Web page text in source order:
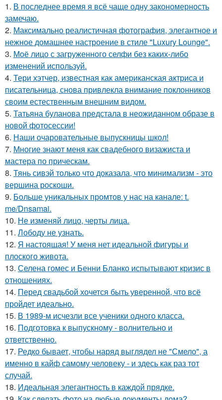
1. В последнее время я всё чаще одну закономерность
замечаю.
2. Максимально реалистичная фотография, элегантное и
нежное домашнее настроение в стиле "Luxury Lounge".
3. Моё лицо с загруженного селфи без каких-либо
изменений используй.
4. Тери хэтчер, известная как американская актриса и
писательница, снова привлекла внимание поклонников
своим естественным внешним видом.
5. Татьяна буланова предстала в неожиданном образе в
новой фотосессии!
6. Наши очаровательные выпускницы школ!
7. Многие знают меня как свадебного визажиста и
мастера по прическам.
8. Тянь сивэй только что доказала, что минимализм - это
вершина роскоши.
9. Больше уникальных промтов у нас на канале: t.
me/Dnsamai.
10. Не изменяй лицо, черты лица.
11. Лободу не узнать.
12. Я настоящая! У меня нет идеальной фигуры и
плоского живота.
13. Селена гомес и Бенни Бланко испытывают кризис в
отношениях.
14. Перед свадьбой хочется быть уверенной, что всё
пройдет идеально.
15. В 1989-м исчезли все ученики одного класса.
16. Подготовка к выпускному - волнительно и
ответственно.
17. Редко бывает, чтобы наряд выглядел не "Смело", а
именно в кайф самому человеку - и здесь как раз тот
случай.
18. Идеальная элегантность в каждой прядке.